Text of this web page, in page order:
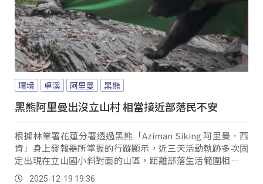
環境 卓溪 阿里曼 黑熊
黑熊阿里曼出沒立山村 相當接近部落民不安
根據林業署花蓮分署透過黑熊「Aziman Siking 阿里曼．西
肯」身上發報器所掌握的行蹤顯示，近三天活動軌跡多次固
定出現在立山國小斜對面的山區，距離部落生活範圍相當接
近。2025-12-19 19:36